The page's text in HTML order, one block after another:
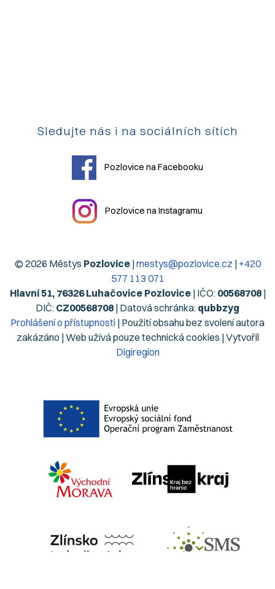
Sledujte nás i na sociálních sítích
Pozlovice na Facebooku
Pozlovice na Instagramu
© 2026 Městys Pozlovice|mestys@pozlovice.cz | +420
577 113 071
Hlavní 51, 76326 Luhačovice Pozlovice| IČO: 00568708|
DIČ: CZ00568708 | Datová schránka: qubbzyg
Prohlášení o přístupnosti | Použití obsahu bez svolení autora
zakázáno | Web užívá pouze technická cookies | Vytvořil
Digiregion